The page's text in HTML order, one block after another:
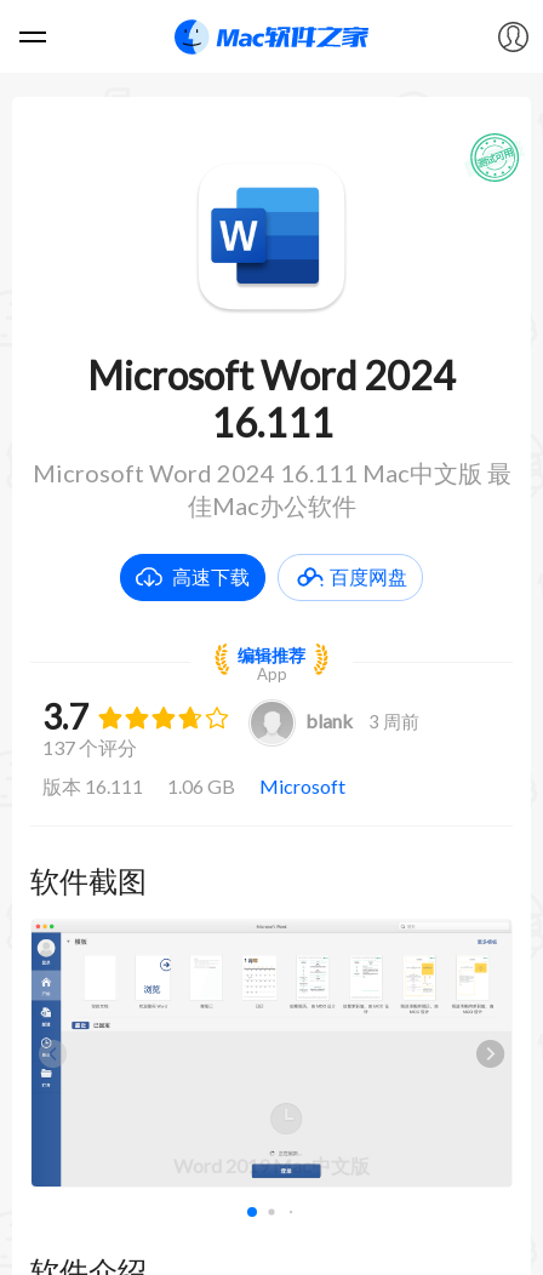
上传
Microsoft Word 2024
16.111
Microsoft Word 2024 16.111 Mac中文版 最
佳Mac办公软件
高速下载 百度网盘
编辑推荐
App
3.7
137 个评分
blank 3 周前
版本 16.111 1.06 GB Microsoft
软件截图
Word 2019 Mac中文版